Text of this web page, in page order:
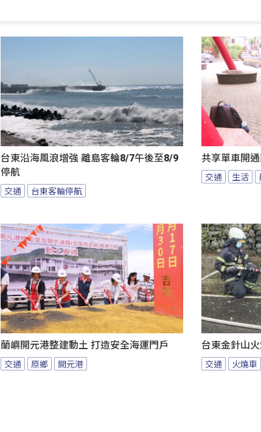
台東沿海風浪增強 離島客輪8/7午後至8/9
停航
交通 台東客輪停航
共享單車開
交通 生活
蘭嶼開元港整建動土 打造安全海運門戶
交通 原鄉 開元港
台東金針山
交通 火燒車